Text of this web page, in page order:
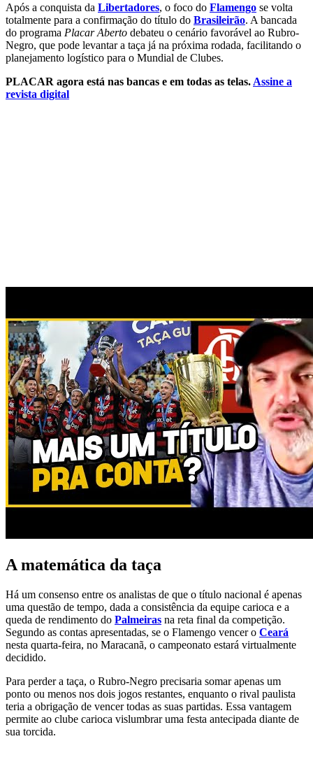
Após a conquista da Libertadores, o foco do Flamengo se volta
totalmente para a confirmação do título do Brasileirão. A bancada
do programa Placar Aberto debateu o cenário favorável ao Rubro-
Negro, que pode levantar a taça já na próxima rodada, facilitando o
planejamento logístico para o Mundial de Clubes.
PLACAR agora está nas bancas e em todas as telas. Assine a
revista digital
A matemática da taça
Há um consenso entre os analistas de que o título nacional é apenas
uma questão de tempo, dada a consistência da equipe carioca e a
queda de rendimento do Palmeiras na reta final da competição.
Segundo as contas apresentadas, se o Flamengo vencer o Ceará
nesta quarta-feira, no Maracanã, o campeonato estará virtualmente
decidido.
Para perder a taça, o Rubro-Negro precisaria somar apenas um
ponto ou menos nos dois jogos restantes, enquanto o rival paulista
teria a obrigação de vencer todas as suas partidas. Essa vantagem
permite ao clube carioca vislumbrar uma festa antecipada diante de
sua torcida.